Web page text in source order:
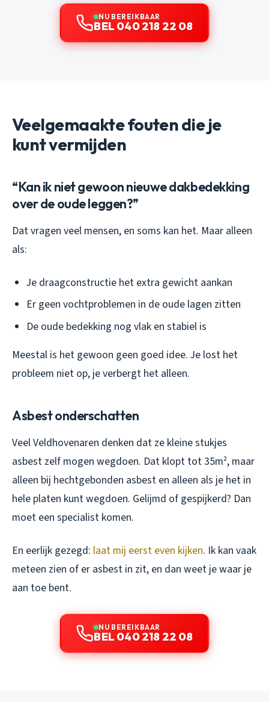
NU BEREIKBAAR
BEL 040 218 22 08
Veelgemaakte fouten die je
kunt vermijden
“Kan ik niet gewoon nieuwe dakbedekking
over de oude leggen?”
Dat vragen veel mensen, en soms kan het. Maar alleen
als:
Je draagconstructie het extra gewicht aankan
Er geen vochtproblemen in de oude lagen zitten
De oude bedekking nog vlak en stabiel is
Meestal is het gewoon geen goed idee. Je lost het
probleem niet op, je verbergt het alleen.
Asbest onderschatten
Veel Veldhovenaren denken dat ze kleine stukjes
asbest zelf mogen wegdoen. Dat klopt tot 35m², maar
alleen bij hechtgebonden asbest en alleen als je het in
hele platen kunt wegdoen. Gelijmd of gespijkerd? Dan
moet een specialist komen.
En eerlijk gezegd: laat mij eerst even kijken. Ik kan vaak
meteen zien of er asbest in zit, en dan weet je waar je
aan toe bent.
NU BEREIKBAAR
BEL 040 218 22 08